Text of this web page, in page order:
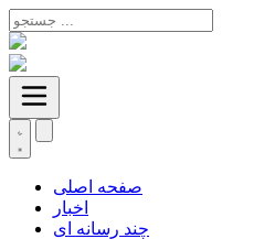
صفحه اصلی
اخبار
چند رسانه ای